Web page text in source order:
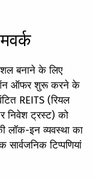
बनाने के लिए
ऑन ऑफर शुरू करने के
REITS (रियल
निवेश ट्रस्ट) को
लॉक-इन व्यवस्था का
सार्वजनिक टिप्पणियां